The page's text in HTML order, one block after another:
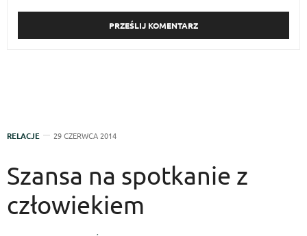
RELACJE 29 CZERWCA 2014
Szansa na spotkanie z
człowiekiem